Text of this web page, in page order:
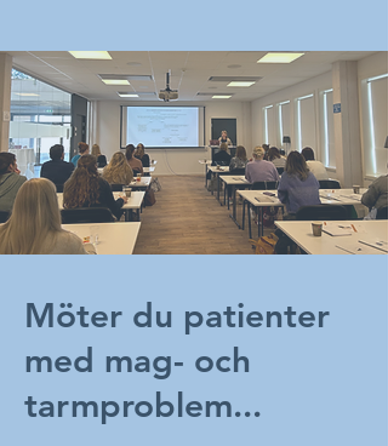
Möter du patienter
med mag- och
tarmproblem...